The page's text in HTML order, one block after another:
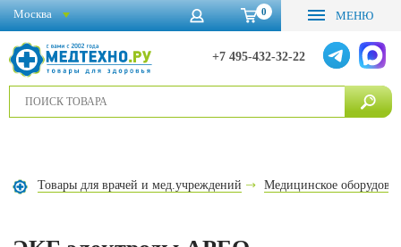
0 МЕНЮ
+7 495-432-32-22
Москва
Товары для врачей и мед.учреждений Медицинское